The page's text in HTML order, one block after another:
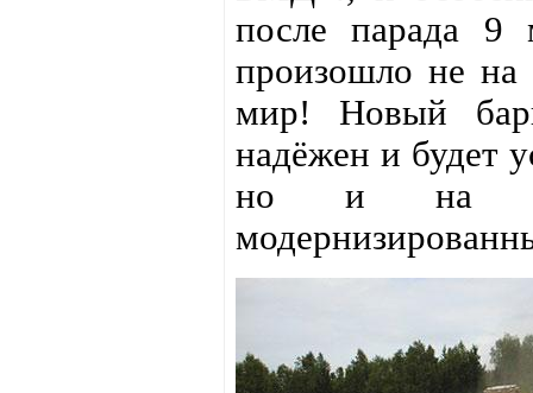
после парада
произошло не на
мир! Новый
надёжен и будет
но и на